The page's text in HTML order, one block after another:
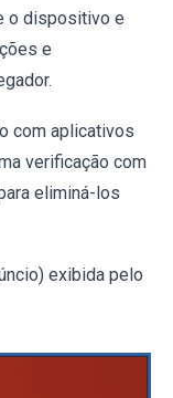
o dispositivo e
e
com aplicativos
verificação com
eliminá-los
exibida pelo